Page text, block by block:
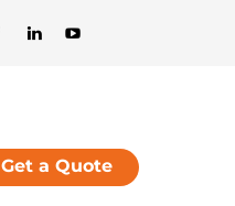
Get a Quote